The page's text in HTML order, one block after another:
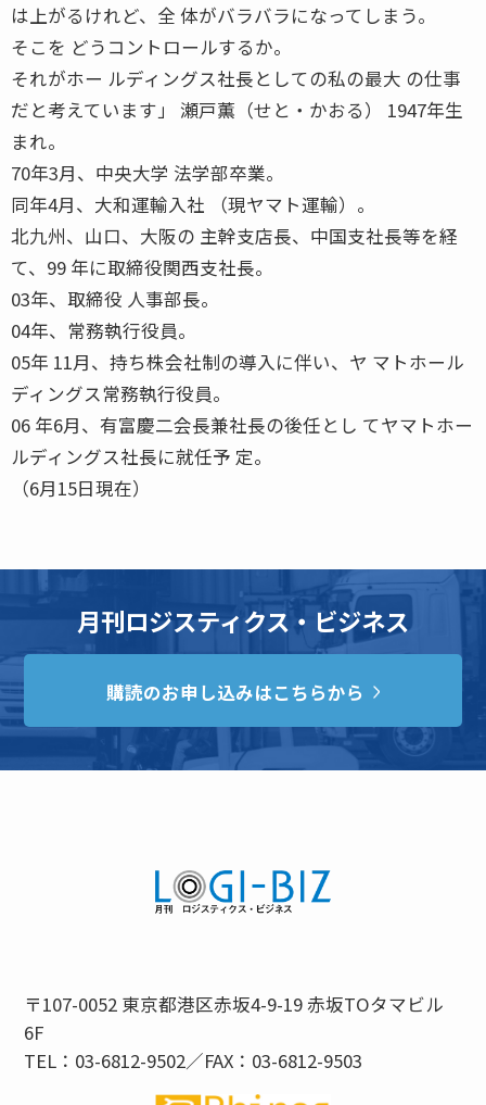
は上がるけれど、全 体がバラバラになってしまう。
そこを どうコントロールするか。
それがホー ルディングス社長としての私の最大 の仕事
だと考えています」 瀬戸薫（せと・かおる） 1947年生
まれ。
70年3月、中央大学 法学部卒業。
同年4月、大和運輸入社 （現ヤマト運輸）。
北九州、山口、大阪の 主幹支店長、中国支社長等を経
て、99 年に取締役関西支社長。
03年、取締役 人事部長。
04年、常務執行役員。
05年 11月、持ち株会社制の導入に伴い、ヤ マトホール
ディングス常務執行役員。
06 年6月、有富慶二会長兼社長の後任とし てヤマトホー
ルディングス社長に就任予 定。
（6月15日現在）
月刊ロジスティクス・ビジネス
購読のお申し込みはこちらから
〒107-0052 東京都港区赤坂4-9-19 赤坂TOタマビル
6F
TEL：03-6812-9502／FAX：03-6812-9503